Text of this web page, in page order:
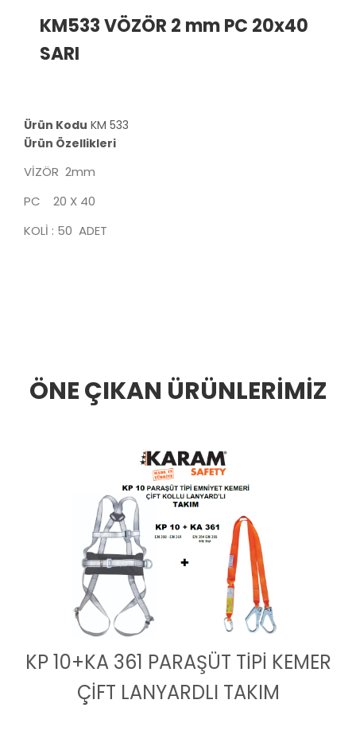
KM533 VÖZÖR 2 mm PC 20x40
SARI
Ürün Kodu KM 533
Ürün Özellikleri
VİZÖR 2mm
PC 20 X 40
KOLİ : 50 ADET
ÖNE ÇIKAN ÜRÜNLERİMİZ
KP 10+KA 361 PARAŞÜT TİPİ KEMER
ÇİFT LANYARDLI TAKIM